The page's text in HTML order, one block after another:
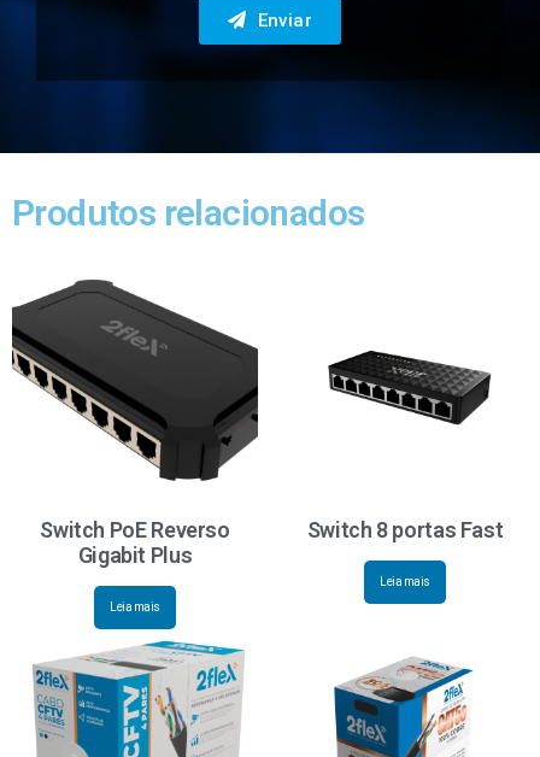
Enviar
Produtos relacionados
Switch PoE Reverso
Gigabit Plus
Leia mais
Switch 8 portas Fast
Leia mais